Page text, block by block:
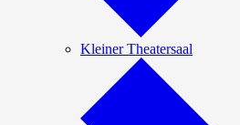
Kleiner Theatersaal